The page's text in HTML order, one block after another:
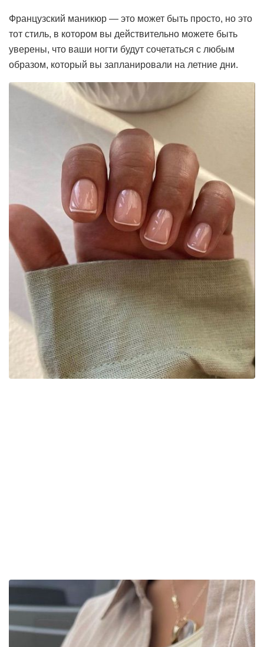
Французский маникюр — это может быть просто, но это
тот стиль, в котором вы действительно можете быть
уверены, что ваши ногти будут сочетаться с любым
образом, который вы запланировали на летние дни.